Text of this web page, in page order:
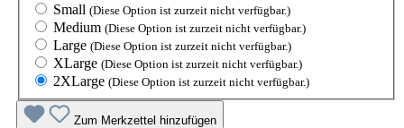
Small (Diese Option ist zurzeit nicht verfügbar.)
Medium (Diese Option ist zurzeit nicht verfügbar.)
Large (Diese Option ist zurzeit nicht verfügbar.)
XLarge (Diese Option ist zurzeit nicht verfügbar.)
2XLarge (Diese Option ist zurzeit nicht verfügbar.)
Zum Merkzettel hinzufügen